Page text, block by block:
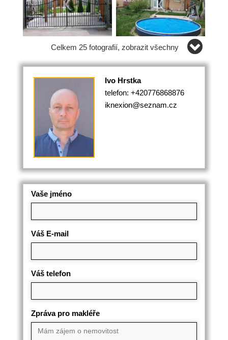
Celkem 25 fotografií, zobrazit všechny
Ivo Hrstka
telefon: +420776868876
iknexion@seznam.cz
Vaše jméno
Váš E-mail
Váš telefon
Zpráva pro makléře